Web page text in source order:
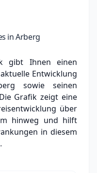
in Arberg
gibt Ihnen einen
Entwicklung
sowie seinen
Grafik zeigt eine
über
hinweg und hilft
in diesem